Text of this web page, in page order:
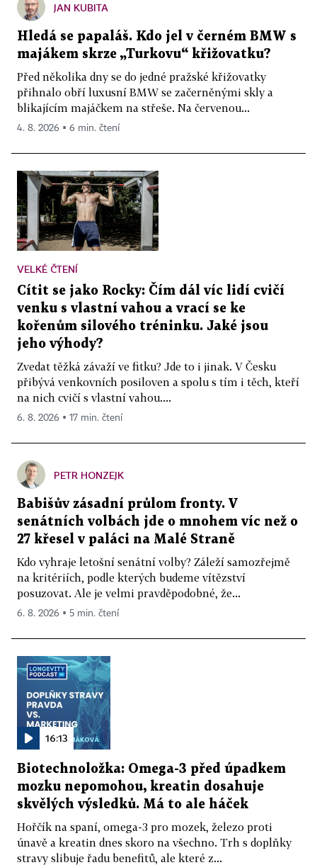
JAN KUBITA
Hledá se papaláš. Kdo jel v černém BMW s
majákem skrze „Turkovu“ křižovatku?
Před několika dny se do jedné pražské křižovatky
přihnalo obří luxusní BMW se začerněnými skly a
blikajícím majáčkem na střeše. Na červenou...
4. 8. 2026 ▪ 6 min. čtení
VELKÉ ČTENÍ
Cítit se jako Rocky: Čím dál víc lidí cvičí
venku s vlastní vahou a vrací se ke
kořenům silového tréninku. Jaké jsou
jeho výhody?
Zvedat těžká závaží ve fitku? Jde to i jinak. V Česku
přibývá venkovních posiloven a spolu s tím i těch, kteří
na nich cvičí s vlastní vahou....
6. 8. 2026 ▪ 17 min. čtení
PETR HONZEJK
Babišův zásadní průlom fronty. V
senátních volbách jde o mnohem víc než o
27 křesel v paláci na Malé Straně
Kdo vyhraje letošní senátní volby? Záleží samozřejmě
na kritériích, podle kterých budeme vítězství
posuzovat. Ale je velmi pravděpodobné, že...
6. 8. 2026 ▪ 5 min. čtení
16:13
Biotechnoložka: Omega-3 před úpadkem
mozku nepomohou, kreatin dosahuje
skvělých výsledků. Má to ale háček
Hořčík na spaní, omega-3 pro mozek, železo proti
únavě a kreatin dnes skoro na všechno. Trh s doplňky
stravy slibuje řadu benefitů, ale které z...